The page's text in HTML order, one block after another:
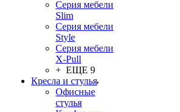
Серия мебели
Slim
Серия мебели
Style
Серия мебели
X-Pull
+ ЕЩЕ 9
Кресла и стулья
Офисные
стулья